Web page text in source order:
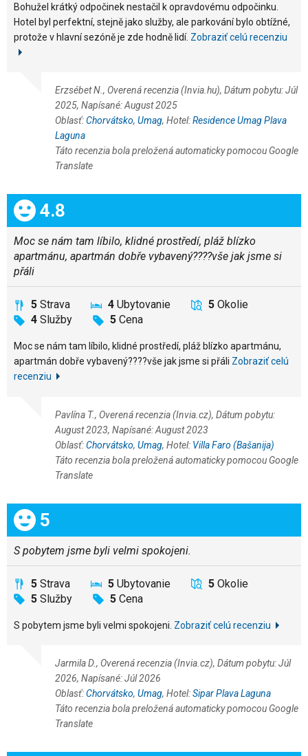
Bohužel krátký odpočinek nestačil k opravdovému odpočinku.
Hotel byl perfektní, stejně jako služby, ale parkování bylo obtížné,
protože v hlavní sezóně je zde hodně lidí. Zobraziť celú recenziu
Erzsébet N., Overená recenzia (Invia.hu), Dátum pobytu: Júl
2025, Napísané: August 2025
Oblasť:Chorvátsko, Umag, Hotel:Residence Umag Plava
Laguna
Táto recenzia bola preložená automaticky pomocou Google
Translate
Celkom:
4.8
Moc se nám tam líbilo, klidné prostředí, pláž blízko
apartmánu, apartmán dobře vybavený????vše jak jsme si
přáli
5 Strava 4 Ubytovanie 5 Okolie
4 Služby 5 Cena
Moc se nám tam líbilo, klidné prostředí, pláž blízko apartmánu,
apartmán dobře vybavený????vše jak jsme si přáli Zobraziť celú
recenziu
Pavlína T., Overená recenzia (Invia.cz), Dátum pobytu:
August 2023, Napísané: August 2023
Oblasť:Chorvátsko, Umag, Hotel: Villa Faro (Bašanija)
Táto recenzia bola preložená automaticky pomocou Google
Translate
Celkom:
5
S pobytem jsme byli velmi spokojeni.
5 Strava 5 Ubytovanie 5 Okolie
5 Služby 5 Cena
S pobytem jsme byli velmi spokojeni. Zobraziť celú recenziu
Jarmila D., Overená recenzia (Invia.cz), Dátum pobytu: Júl
2026, Napísané: Júl 2026
Oblasť:Chorvátsko, Umag, Hotel:Sipar Plava Laguna
Táto recenzia bola preložená automaticky pomocou Google
Translate